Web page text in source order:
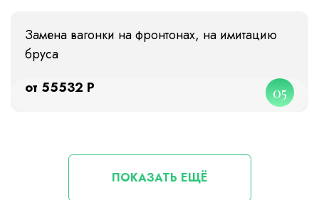
Замена вагонки на фронтонах, на имитацию
бруса
от 55532 Р
05
ПОКАЗАТЬ ЕЩЁ